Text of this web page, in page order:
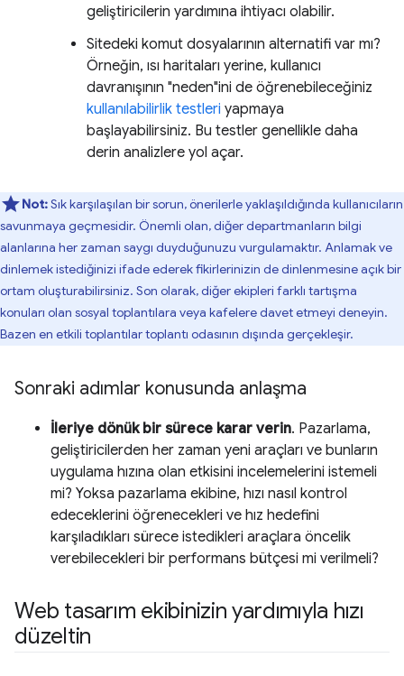
geliştiricilerin yardımına ihtiyacı olabilir.
Sitedeki komut dosyalarının alternatifi var mı?
Örneğin, ısı haritaları yerine, kullanıcı
davranışının "neden"ini de öğrenebileceğiniz
kullanılabilirlik testleri yapmaya
başlayabilirsiniz. Bu testler genellikle daha
derin analizlere yol açar.
Not:Sık karşılaşılan bir sorun, önerilerle yaklaşıldığında kullanıcıların
savunmaya geçmesidir. Önemli olan, diğer departmanların bilgi
alanlarına her zaman saygı duyduğunuzu vurgulamaktır. Anlamak ve
dinlemek istediğinizi ifade ederek fikirlerinizin de dinlenmesine açık bir
ortam oluşturabilirsiniz. Son olarak, diğer ekipleri farklı tartışma
konuları olan sosyal toplantılara veya kafelere davet etmeyi deneyin.
Bazen en etkili toplantılar toplantı odasının dışında gerçekleşir.
Sonraki adımlar konusunda anlaşma
İleriye dönük bir sürece karar verin. Pazarlama,
geliştiricilerden her zaman yeni araçları ve bunların
uygulama hızına olan etkisini incelemelerini istemeli
mi? Yoksa pazarlama ekibine, hızı nasıl kontrol
edeceklerini öğrenecekleri ve hız hedefini
karşıladıkları sürece istedikleri araçlara öncelik
verebilecekleri bir performans bütçesi mi verilmeli?
Web tasarım ekibinizin yardımıyla hızı
düzeltin